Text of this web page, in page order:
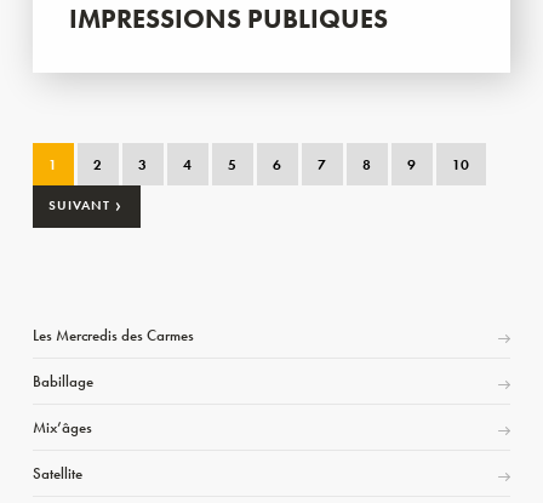
IMPRESSIONS PUBLIQUES
1 2 3 4 5 6 7 8 9 10
SUIVANT ›
Les Mercredis des Carmes
Babillage
Mix’âges
Satellite